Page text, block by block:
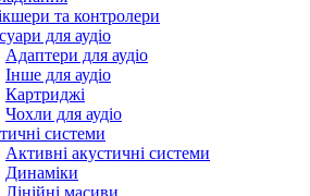
та контролери
для аудіо
Адаптери для аудіо
Інше для аудіо
Картриджі
Чохли для аудіо
системи
Активні акустичні системи
Динаміки
Лінійні масиви